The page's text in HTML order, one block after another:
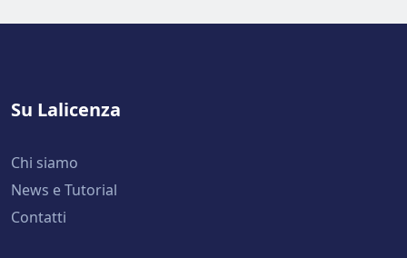
Su Lalicenza
Chi siamo
News e Tutorial
Contatti